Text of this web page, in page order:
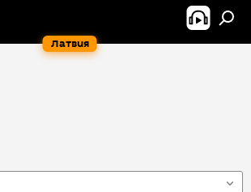
Латвия